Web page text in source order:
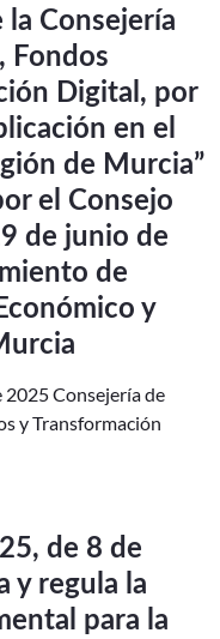
la Consejería
Fondos
Digital, por
en el
de Murcia”
el Consejo
de junio de
de
y
Consejería de
y Transformación
de 8 de
y regula la
para la